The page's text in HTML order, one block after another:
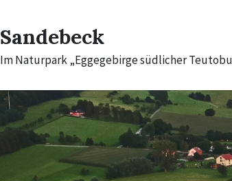
Sandebeck
Im Naturpark „Eggegebirge südlicher